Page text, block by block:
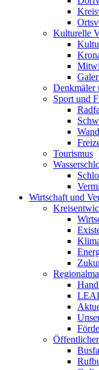
Kulturelle
Denkmäler
Sport und
Tourismus
Wirtschaft und